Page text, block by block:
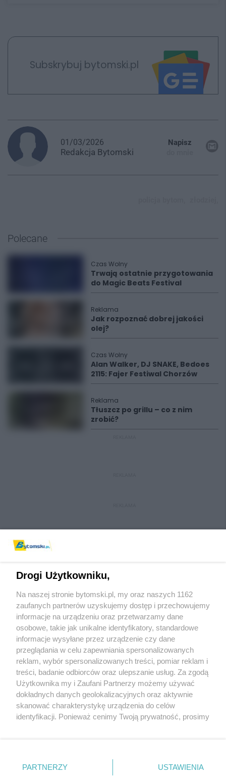
Subskrybuj bytomski.pl
01/03/2026
Redakcja Bytomski
Napisz
Polecane
Czas Wolny
Trwają ostatnie przygotowania
do Magic Beats Festival
Reklama
Jak rozpoznać dobrej jakości
olej?
Czas Wolny
Alan Walker, DJ SNAKE, Bedoes
2115: Fajer Festiwal Chorzów
Reklama
Tłuszcz po grillu – co z nim
zrobić?
Wydawca mediów lokalnych
Nie zapomnij
zapoznać się z:
polityką prywatności regulamin korzystania z portali
Twojemiasto
Piekary Śląskie
Chorzów
Tarnowskie Góry
Gliwice
Skontaktuj sięz nami
Kontakt
Wydawca
Pogoda
Drogi Użytkowniku,
Na naszej stronie bytomski.pl, my oraz naszych 1162
zaufanych partnerów uzyskujemy dostęp i przechowujemy
informacje na urządzeniu oraz przetwarzamy dane
osobowe, takie jak unikalne identyfikatory, standardowe
informacje wysyłane przez urządzenie czy dane
przeglądania w celu zapewniania spersonalizowanych
reklam, wybór spersonalizowanych treści, pomiar reklam i
treści, badanie odbiorców oraz ulepszanie usług. Za zgodą
Użytkownika my i Zaufani Partnerzy możemy używać
dokładnych danych geolokalizacyjnych oraz aktywnie
skanować charakterystykę urządzenia do celów
identyfikacji. Ponieważ cenimy Twoją prywatność, prosimy
prywatności znajdujący się w lewym dolnym rogu strony
. Niektóre rodzaje przetwarzania danych nie wymagają
PARTNERZY USTAWIENIA